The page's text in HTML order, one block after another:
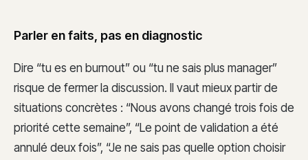
Parler en faits, pas en diagnostic
Dire “tu es en burnout” ou “tu ne sais plus manager”
risque de fermer la discussion. Il vaut mieux partir de
situations concrètes : “Nous avons changé trois fois de
priorité cette semaine”, “Le point de validation a été
annulé deux fois”, “Je ne sais pas quelle option choisir